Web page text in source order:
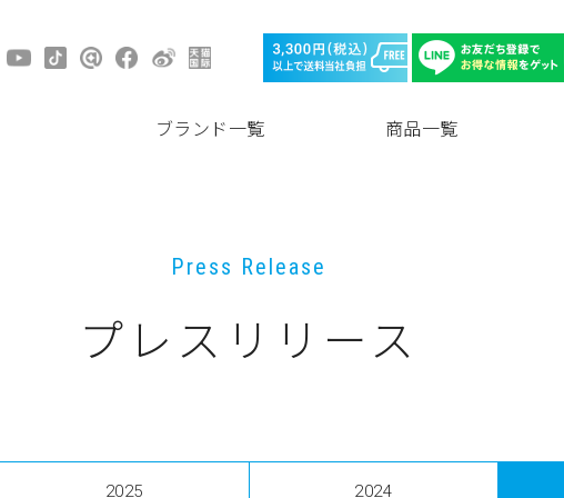
ブランド一覧 商品一覧
Press Release
プレスリリース
2025 2024